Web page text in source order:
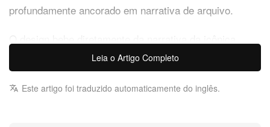
profundamente ancorado em narrativa de arquivo.
chuteira Mercurial R9 de Ronaldo Nazário, usada na
Copa do Mundo FIFA de 1998, na França. A silhueta
original era marcada por uma estética voltada à
Leia o Artigo Completo
Este artigo foi traduzido automaticamente do inglês.